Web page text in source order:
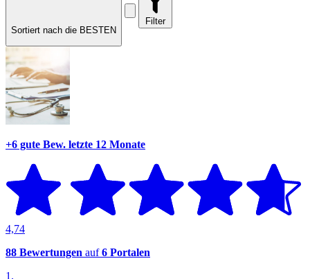
Sortiert nach die BESTEN
Filter
+6 gute Bew. letzte 12 Monate
4,74
88 Bewertungen auf6 Portalen
1.